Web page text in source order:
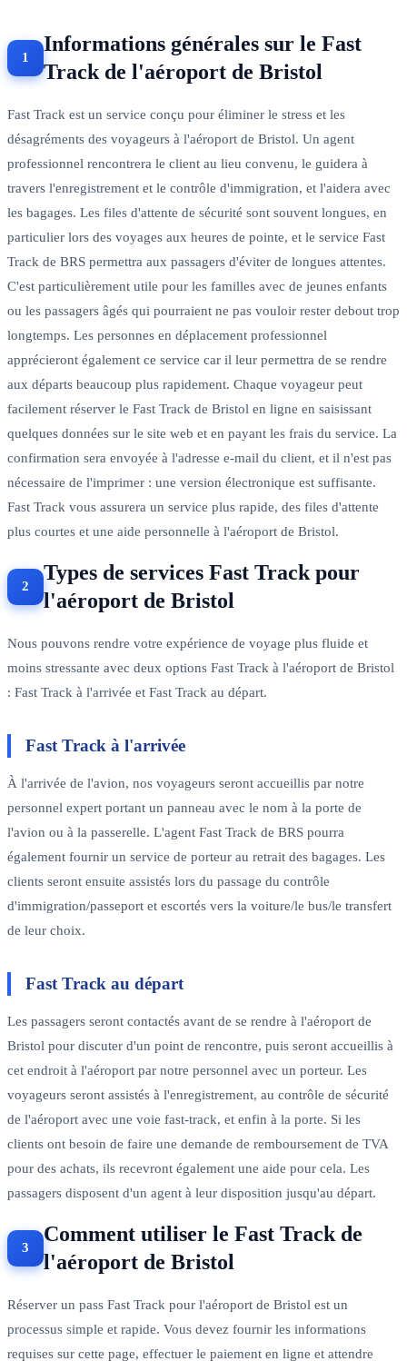
Informations générales sur le Fast
Track de l'aéroport de Bristol
Fast Track est un service conçu pour éliminer le stress et les
désagréments des voyageurs à l'aéroport de Bristol. Un agent
professionnel rencontrera le client au lieu convenu, le guidera à
travers l'enregistrement et le contrôle d'immigration, et l'aidera avec
les bagages. Les files d'attente de sécurité sont souvent longues, en
particulier lors des voyages aux heures de pointe, et le service Fast
Track de BRS permettra aux passagers d'éviter de longues attentes.
C'est particulièrement utile pour les familles avec de jeunes enfants
ou les passagers âgés qui pourraient ne pas vouloir rester debout trop
longtemps. Les personnes en déplacement professionnel
apprécieront également ce service car il leur permettra de se rendre
aux départs beaucoup plus rapidement. Chaque voyageur peut
facilement réserver le Fast Track de Bristol en ligne en saisissant
quelques données sur le site web et en payant les frais du service. La
confirmation sera envoyée à l'adresse e-mail du client, et il n'est pas
nécessaire de l'imprimer : une version électronique est suffisante.
Fast Track vous assurera un service plus rapide, des files d'attente
plus courtes et une aide personnelle à l'aéroport de Bristol.
Types de services Fast Track pour
l'aéroport de Bristol
Nous pouvons rendre votre expérience de voyage plus fluide et
moins stressante avec deux options Fast Track à l'aéroport de Bristol
: Fast Track à l'arrivée et Fast Track au départ.
Fast Track à l'arrivée
À l'arrivée de l'avion, nos voyageurs seront accueillis par notre
personnel expert portant un panneau avec le nom à la porte de
l'avion ou à la passerelle. L'agent Fast Track de BRS pourra
également fournir un service de porteur au retrait des bagages. Les
clients seront ensuite assistés lors du passage du contrôle
d'immigration/passeport et escortés vers la voiture/le bus/le transfert
de leur choix.
Fast Track au départ
Les passagers seront contactés avant de se rendre à l'aéroport de
Bristol pour discuter d'un point de rencontre, puis seront accueillis à
cet endroit à l'aéroport par notre personnel avec un porteur. Les
voyageurs seront assistés à l'enregistrement, au contrôle de sécurité
de l'aéroport avec une voie fast-track, et enfin à la porte. Si les
clients ont besoin de faire une demande de remboursement de TVA
pour des achats, ils recevront également une aide pour cela. Les
passagers disposent d'un agent à leur disposition jusqu'au départ.
Comment utiliser le Fast Track de
l'aéroport de Bristol
Réserver un pass Fast Track pour l'aéroport de Bristol est un
processus simple et rapide. Vous devez fournir les informations
requises sur cette page, effectuer le paiement en ligne et attendre